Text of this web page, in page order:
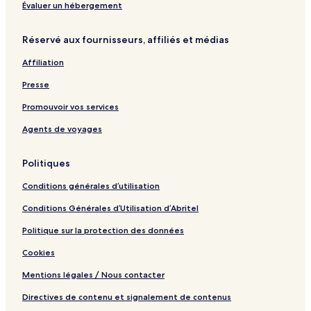
C
l
c
t
i
o
G
u
p
Évaluer un hébergement
Réservé aux fournisseurs, affiliés et médias
Affiliation
Presse
Promouvoir vos services
Agents de voyages
Politiques
Conditions générales d’utilisation
Conditions Générales d’Utilisation d’Abritel
Politique sur la protection des données
Cookies
Mentions légales / Nous contacter
Directives de contenu et signalement de contenus